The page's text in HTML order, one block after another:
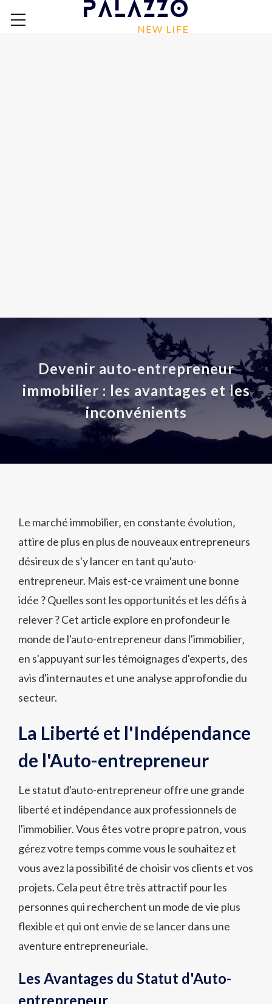
Devenir auto-entrepreneur
immobilier : les avantages et les
inconvénients
Le marché immobilier‚ en constante évolution‚
attire de plus en plus de nouveaux entrepreneurs
désireux de s'y lancer en tant qu'auto-
entrepreneur. Mais est-ce vraiment une bonne
idée ? Quelles sont les opportunités et les défis à
relever ? Cet article explore en profondeur le
monde de l'auto-entrepreneur dans l'immobilier‚
en s'appuyant sur les témoignages d'experts‚ des
avis d'internautes et une analyse approfondie du
secteur.
La Liberté et l'Indépendance
de l'Auto-entrepreneur
Le statut d'auto-entrepreneur offre une grande
liberté et indépendance aux professionnels de
l'immobilier. Vous êtes votre propre patron‚ vous
gérez votre temps comme vous le souhaitez et
vous avez la possibilité de choisir vos clients et vos
projets. Cela peut être très attractif pour les
personnes qui recherchent un mode de vie plus
flexible et qui ont envie de se lancer dans une
aventure entrepreneuriale.
Les Avantages du Statut d'Auto-
entrepreneur